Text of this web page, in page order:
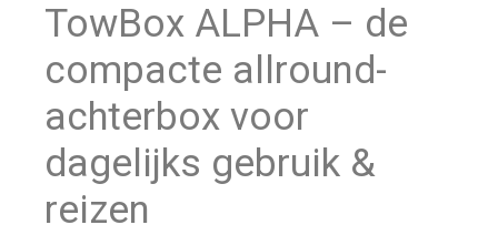
TowBox ALPHA – de
compacte allround-
achterbox voor
dagelijks gebruik &
reizen